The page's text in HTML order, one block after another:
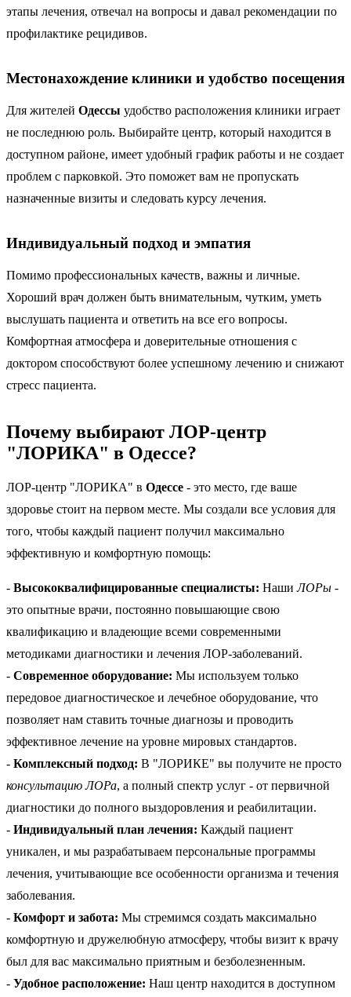
этапы лечения, отвечал на вопросы и давал рекомендации по
профилактике рецидивов.
Местонахождение клиники и удобство посещения
Для жителей Одессы удобство расположения клиники играет
не последнюю роль. Выбирайте центр, который находится в
доступном районе, имеет удобный график работы и не создает
проблем с парковкой. Это поможет вам не пропускать
назначенные визиты и следовать курсу лечения.
Индивидуальный подход и эмпатия
Помимо профессиональных качеств, важны и личные.
Хороший врач должен быть внимательным, чутким, уметь
выслушать пациента и ответить на все его вопросы.
Комфортная атмосфера и доверительные отношения с
доктором способствуют более успешному лечению и снижают
стресс пациента.
Почему выбирают ЛОР-центр
"ЛОРИКА" в Одессе?
ЛОР-центр "ЛОРИКА" в Одессе - это место, где ваше
здоровье стоит на первом месте. Мы создали все условия для
того, чтобы каждый пациент получил максимально
эффективную и комфортную помощь:
- Высококвалифицированные специалисты: НашиЛОРы -
это опытные врачи, постоянно повышающие свою
квалификацию и владеющие всеми современными
методиками диагностики и лечения ЛОР-заболеваний.
- Современное оборудование: Мы используем только
передовое диагностическое и лечебное оборудование, что
позволяет нам ставить точные диагнозы и проводить
эффективное лечение на уровне мировых стандартов.
- Комплексный подход: В "ЛОРИКЕ" вы получите не просто
консультацию ЛОРа, а полный спектр услуг - от первичной
диагностики до полного выздоровления и реабилитации.
- Индивидуальный план лечения: Каждый пациент
уникален, и мы разрабатываем персональные программы
лечения, учитывающие все особенности организма и течения
заболевания.
- Комфорт и забота: Мы стремимся создать максимально
комфортную и дружелюбную атмосферу, чтобы визит к врачу
был для вас максимально приятным и безболезненным.
- Удобное расположение: Наш центр находится в доступном